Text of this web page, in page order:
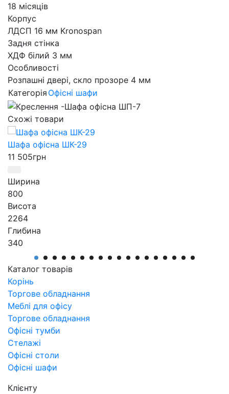
18 місяців
Корпус
ЛДСП 16 мм Kronospan
Задня стінка
ХДФ білий 3 мм
Особливості
Розпашні двері, скло прозоре 4 мм
Категорія Офісні шафи
Схожі товари
Шафа офісна ШК-29
11 505грн
Ширина
800
Висота
2264
Глибина
340
Серия Персонал
Артикул
ШК-29
Каталог товарів
Корінь
Торгове обладнання
Меблі для офісу
Торгове обладнання
Офісні тумби
Стелажі
Офісні столи
Офісні шафи
Клієнту